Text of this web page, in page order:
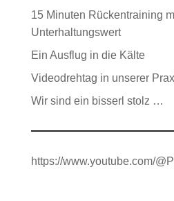
15 Minuten Rückentraining
Unterhaltungswert
Ein Ausflug in die Kälte
Videodrehtag in unserer
Wir sind ein bisserl stolz …
https://www.youtube.com/